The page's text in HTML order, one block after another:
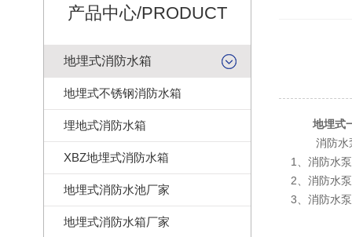
产品中心/PRODUCT
地埋式消防水箱
地埋式不锈钢消防水箱
埋地式消防水箱
XBZ地埋式消防水箱
地埋式消防水池厂家
地埋式消防水箱厂家
地埋式
消防水
1、消防水
2、消防水
3、消防水